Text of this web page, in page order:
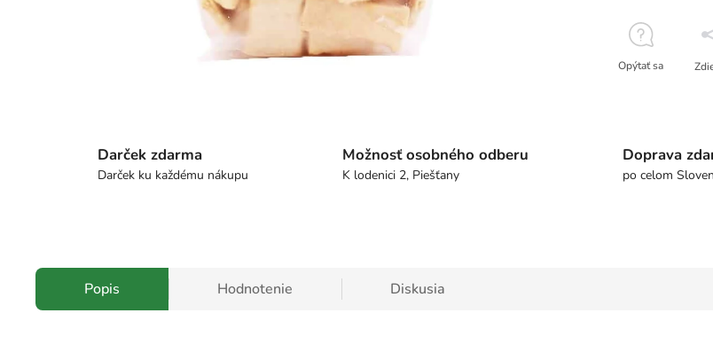
Opýtať sa
Darček zdarma
Darček ku každému nákupu
Možnosť osobného odberu
K lodenici 2, Piešťany
Doprava
po celom
Popis Hodnotenie Diskusia